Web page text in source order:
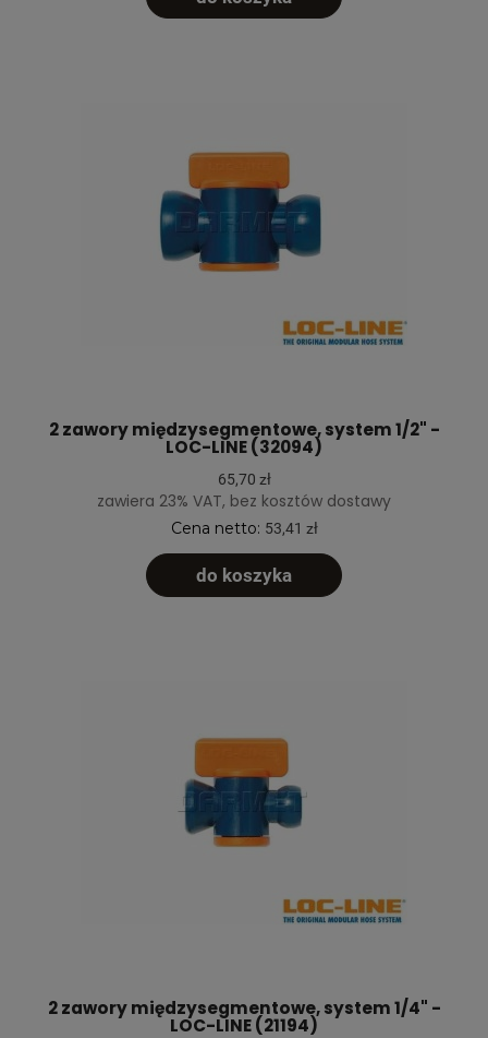
2 zawory międzysegmentowe, system 1/2" -
LOC-LINE (32094)
65,70 zł
zawiera 23% VAT, bez kosztów dostawy
Cena netto: 53,41 zł
do koszyka
2 zawory międzysegmentowe, system 1/4" -
LOC-LINE (21194)